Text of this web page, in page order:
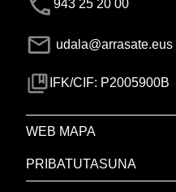
943 25 20 00
udala@arrasate.eus
IFK/CIF: P2005900B
WEB MAPA
PRIBATUTASUNA